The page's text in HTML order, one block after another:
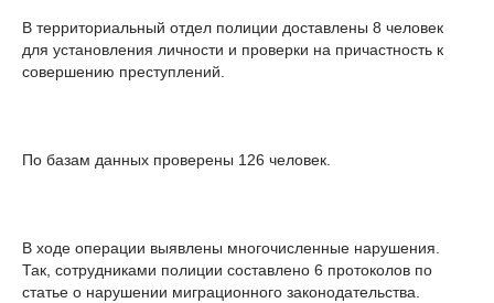
В территориальный отдел полиции доставлены 8 человек
для установления личности и проверки на причастность к
совершению преступлений.
По базам данных проверены 126 человек.
В ходе операции выявлены многочисленные нарушения.
Так, сотрудниками полиции составлено 6 протоколов по
статье о нарушении миграционного законодательства.